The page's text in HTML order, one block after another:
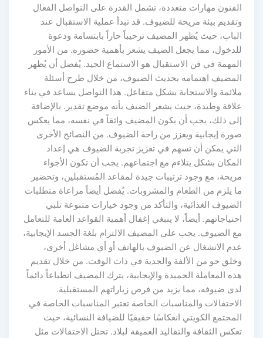
الفنون مهارات متعددة، تشمل القدرة على التواصل الفعال
وتقديم بيئة مريحة للضيوف. قد تبدأ عملية الاستقبال عند
الباب، حيث يُظهر المضيف ترحيباً حاراً بابتسامة ودعوة
للدخول، مما يجعل الضيف يشعر بأهمية حضوره. من الأمور
المهمة في فن الاستقبال هو الاستماع الجيد. يُفضل أن يُظهر
المضيف اهتمامه بحديث الضيوف، من خلال طرح أسئلة
ملائمة والاستجابة بشكل متفاعل. هذا التواصل يساعد في بناء
علاقة وطيدة، حيث يشعر الضيف بأنه موضع تقدير. بالإضافة
إلى ذلك، يجب أن يكون المضيف واثقاً في نفسه، مما يعكس
صورة إيجابية ويعزز من راحة الضيوف. من النصائح الأخرى
التي يمكن أن تسهم في تعزيز تجربة الضيوف هي إعداد
المكان بشكل يتلاءم مع اجتماعهم. يجب أن تكون الأجواء
مريحة، مع وجود ترتيبات جيدة لمقاعد المُستقبلين، وتحضير
ما يلزم من الطعام والمشروبات. يُفضل أيضاً مراعاة متطلبات
الضيوف الغذائية، والتأكد من وجود خيارات متنوعة تلبي
احتياجاتهم. أيضاً، لا ينبغي إغفال أهمية القواعد العامة للتعامل
مع الضيوف. يجب على المضيف الالتزام بلغة الجسد الإيجابية،
عدم الانشغال عن الضيوف بالهاتف أو أي مشاغل أخرى،
وخلق جو من الألفة والجدية في ذات الوقت. من خلال تقديم
هذه المعاملة الحميدة والإيجابية، يترك المضيف انطباعاً دائماً
لدى ضيوفه، مما يزيد من فرص زياراتهم المستقبلية.
الاحتفالات والمناسبات الخاصة تعتبر المناسبات الخاصة في
المجتمع الكويتي انعكاسًا حقيقيًا للضيافة النسائية، حيث
تعكس الثقافة والتقاليد العميقة لبلاد. تحتل الاحتفالات مثل